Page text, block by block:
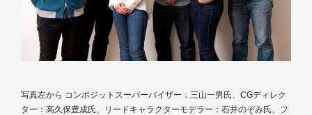
写真左から コンポジットスーパーバイザー：三山一男氏、CGディレク
ター：高久保豊成氏、リードキャラクターモデラー：石井のぞみ氏、フ